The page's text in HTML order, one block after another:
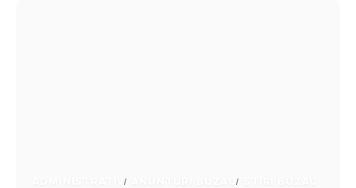
ADMINISTRATIV ANUNTURI BUZAU